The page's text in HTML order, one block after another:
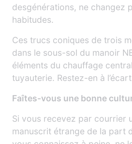
desgénérations, ne changez
habitudes.
Ces trucs coniques de trois
dans le sous-sol du manoir
éléments du chauffage
tuyauterie. Restez-en à
Faîtes-vous une bonne
Si vous recevez par courrier
manuscrit étrange de la part